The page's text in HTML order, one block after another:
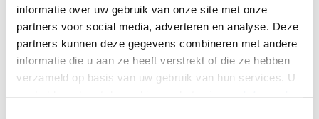
informatie over uw gebruik van onze site met onze
partners voor social media, adverteren en analyse. Deze
partners kunnen deze gegevens combineren met andere
informatie die u aan ze heeft verstrekt of die ze hebben
verzameld op basis van uw gebruik van hun services. U